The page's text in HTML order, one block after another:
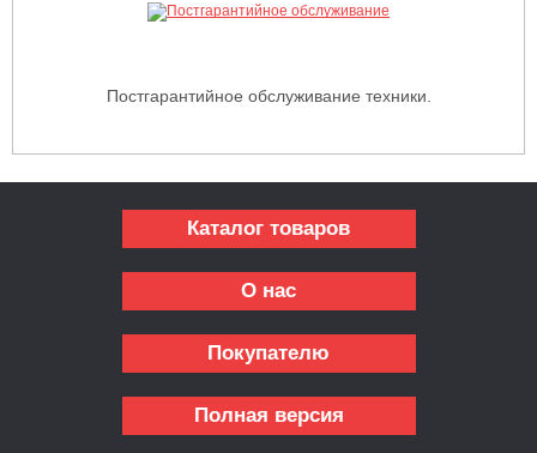
Постгарантийное обслуживание техники.
Каталог товаров
О нас
Покупателю
Полная версия